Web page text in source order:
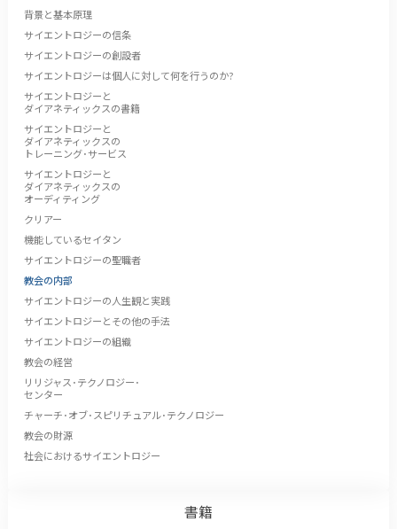
背景と基本原理
サイエントロジーの信条
サイエントロジーの創設者
サイエントロジーは個人に対して何を行うのか?
サイエントロジーと
ダイアネティックスの書籍
サイエントロジーと
ダイアネティックスの
トレーニング･サービス
サイエントロジーと
ダイアネティックスの
オーディティング
クリアー
機能しているセイタン
サイエントロジーの聖職者
教会の内部
サイエントロジーの人生観と実践
サイエントロジーとその他の手法
サイエントロジーの組織
教会の経営
リリジャス･テクノロジー･
センター
チャーチ･オブ･スピリチュアル･テクノロジー
教会の財源
社会におけるサイエントロジー
書籍